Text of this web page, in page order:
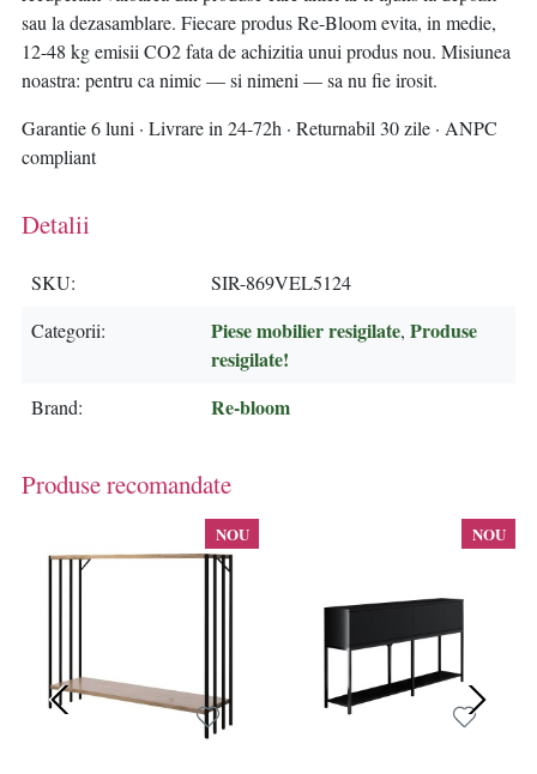
sau la dezasamblare. Fiecare produs Re-Bloom evita, in medie,
12-48 kg emisii CO2 fata de achizitia unui produs nou. Misiunea
noastra: pentru ca nimic — si nimeni — sa nu fie irosit.
Garantie 6 luni · Livrare in 24-72h · Returnabil 30 zile · ANPC
compliant
Detalii
SKU
SIR-869VEL5124
Categorii
Piese mobilier resigilate, Produse
resigilate!
Brand Re-bloom
Produse recomandate
NOU NOU